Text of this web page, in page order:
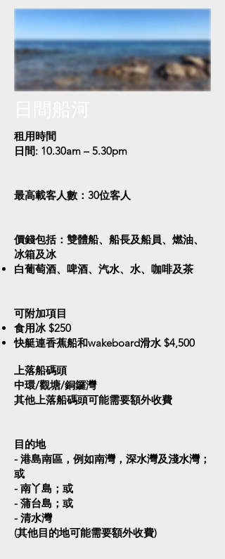
租用時間
日間: 10.30am – 5.30pm
​​最高載客人數：30位客人​​
價錢包括：雙體船、船長及船員、燃油、
冰箱及冰
​白葡萄酒、啤酒、汽水、水、咖啡及茶
​​可附加項目​
食用冰 $250
快艇連香蕉船和wakeboard滑水 $4,500
上落船碼頭
中環/觀塘/銅鑼灣
其他上落船碼頭可能需要額外收費
目的地
- 港島南區，例如南灣，深水灣及淺水灣；
或
- 南丫島；或
- 蒲台島；或
- 清水灣
(其他目的地可能需要額外收費)